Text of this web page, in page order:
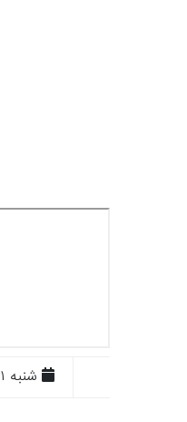
شنبه ۱۱ آبان ۱۳۹۸ - ۷:۴۷:۳۱ AM